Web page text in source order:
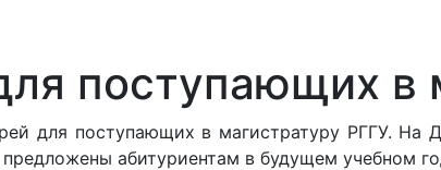
поступающих в
для поступающих в магистратуру РГГУ. На
абитуриентам в будущем учебном